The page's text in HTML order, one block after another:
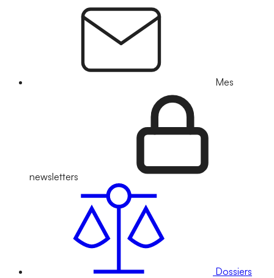
Mes
newsletters
Dossiers